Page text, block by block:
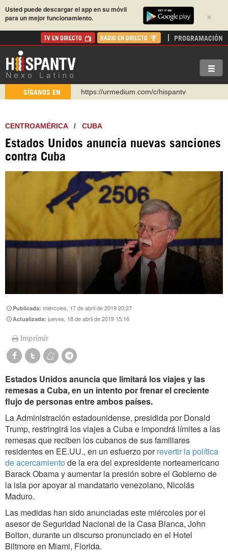
×
Usted puede descargar el app en su móvil
para un mejor funcionamiento.
TV EN DIRECTO RADIO EN DIRECTO PROGRAMACIÓN
SÍGANOS EN
https://urmedium.com/c/hispantv
Instagram como: hispan_tv
https://www.facebook.com/Nexolatino.Canal
https://t.me/hispantvcanal
CENTROAMÉRICA/ CUBA
Estados Unidos anuncia nuevas sanciones
contra Cuba
Publicada:miércoles, 17 de abril de 2019 20:27
Actualizada:jueves, 18 de abril de 2019 15:16
Imprimir
Estados Unidos anuncia que limitará los viajes y las
remesas a Cuba, en un intento por frenar el creciente
flujo de personas entre ambos países.
La Administración estadounidense, presidida por Donald
Trump, restringirá los viajes a Cuba e impondrá límites a las
remesas que reciben los cubanos de sus familiares
residentes en EE.UU., en un esfuerzo porrevertir la política
de acercamiento de la era del expresidente norteamericano
Barack Obama y aumentar la presión sobre el Gobierno de
la isla por apoyar al mandatario venezolano, Nicolás
Maduro.
Las medidas han sido anunciadas este miércoles por el
asesor de Seguridad Nacional de la Casa Blanca, John
Bolton, durante un discurso pronunciado en el Hotel
Biltmore en Miami, Florida.